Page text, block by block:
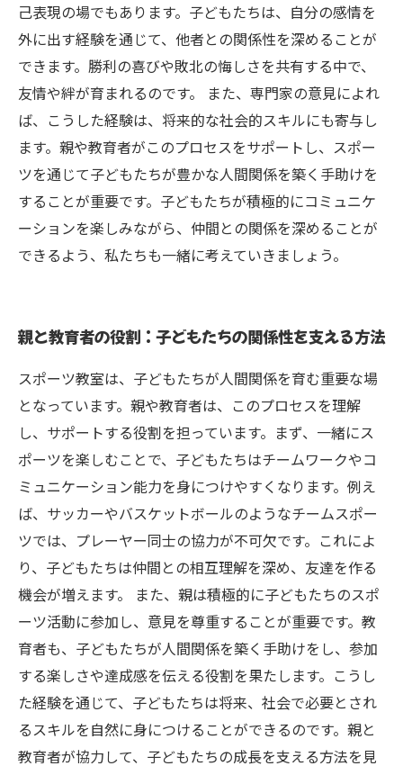
己表現の場でもあります。子どもたちは、自分の感情を
外に出す経験を通じて、他者との関係性を深めることが
できます。勝利の喜びや敗北の悔しさを共有する中で、
友情や絆が育まれるのです。 また、専門家の意見によれ
ば、こうした経験は、将来的な社会的スキルにも寄与し
ます。親や教育者がこのプロセスをサポートし、スポー
ツを通じて子どもたちが豊かな人間関係を築く手助けを
することが重要です。子どもたちが積極的にコミュニケ
ーションを楽しみながら、仲間との関係を深めることが
できるよう、私たちも一緒に考えていきましょう。
親と教育者の役割：子どもたちの関係性を支える方法
スポーツ教室は、子どもたちが人間関係を育む重要な場
となっています。親や教育者は、このプロセスを理解
し、サポートする役割を担っています。まず、一緒にス
ポーツを楽しむことで、子どもたちはチームワークやコ
ミュニケーション能力を身につけやすくなります。例え
ば、サッカーやバスケットボールのようなチームスポー
ツでは、プレーヤー同士の協力が不可欠です。これによ
り、子どもたちは仲間との相互理解を深め、友達を作る
機会が増えます。 また、親は積極的に子どもたちのスポ
ーツ活動に参加し、意見を尊重することが重要です。教
育者も、子どもたちが人間関係を築く手助けをし、参加
する楽しさや達成感を伝える役割を果たします。こうし
た経験を通じて、子どもたちは将来、社会で必要とされ
るスキルを自然に身につけることができるのです。親と
教育者が協力して、子どもたちの成長を支える方法を見